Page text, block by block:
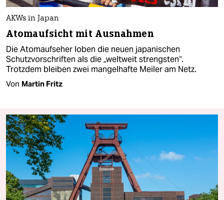
AKWs in Japan
Atomaufsicht mit Ausnahmen
Die Atomaufseher loben die neuen japanischen
Schutzvorschriften als die „weltweit strengsten“.
Trotzdem bleiben zwei mangelhafte Meiler am Netz.
Von Martin Fritz